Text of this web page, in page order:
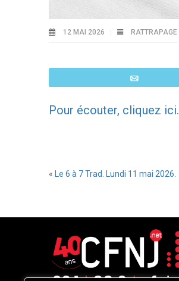
12 MAI 2026 RATTRAPAGE
Pour écouter, cliquez ici.
« Le 6 à 7 Trad. Lundi 11 mai 2026.